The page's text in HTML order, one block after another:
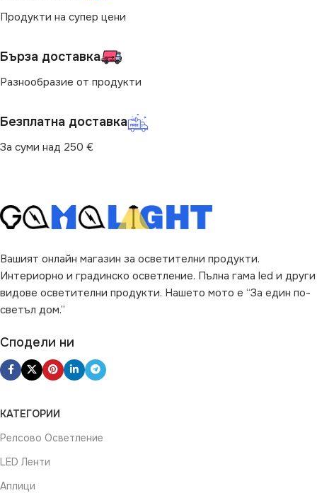
НАЧИН НА МОНТАЖ
Повърхностен
Кухня,за Магазин,за Офис,
за Таван
за Хол
ВИД LED
ЦВЯТ Бяло
ДИМИРАНЕ
Не се димира
ФОРМА
ЦВЯТ
ФОРМА Кръг
Продукти на супер цени
Бърза доставка
Разнообразие от продукти
Безплатна доставка
За суми над 250 €
Вашият онлайн магазин за осветителни продукти.
Интериорно и градинско осветление. Пълна гама led и други
видове осветителни продукти. Нашето мото е “За един по-
светъл дом.”
Сподели ни
КАТЕГОРИИ
Релсово Осветление
LED Ленти
Аплици